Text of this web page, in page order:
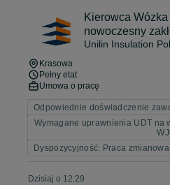
Kierowca
nowoczesny
Unilin Insulation
Krasowa
Pełny etat
Umowa o pracę
Odpowiednie doświadczenie
Wymagane uprawnienia UDT na
Dyspozycyjność: Praca zmianowa
Dzisiaj o 12:29